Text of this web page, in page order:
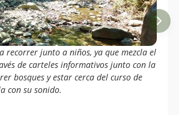
recorrer junto a niños, ya que mezcla el
de carteles informativos junto con la
bosques y estar cerca del curso de
con su sonido.